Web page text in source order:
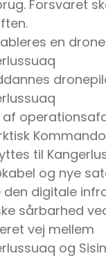
Forsvaret
en
af
til
og nye
den digitale
sårbarhed
vej mellem
og